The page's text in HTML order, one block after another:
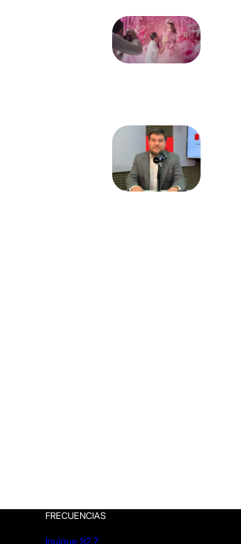
FRECUENCIAS
Iquique 92.7